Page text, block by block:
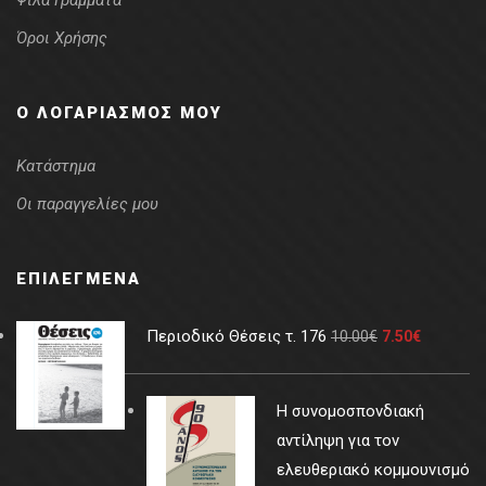
Όροι Χρήσης
Ο ΛΟΓΑΡΙΑΣΜΌΣ ΜΟΥ
Κατάστημα
Οι παραγγελίες μου
ΕΠΙΛΕΓΜΈΝΑ
Περιοδικό Θέσεις τ. 176 10.00€ 7.50€
Η συνομοσπονδιακή
αντίληψη για τον
ελευθεριακό κομμουνισμό